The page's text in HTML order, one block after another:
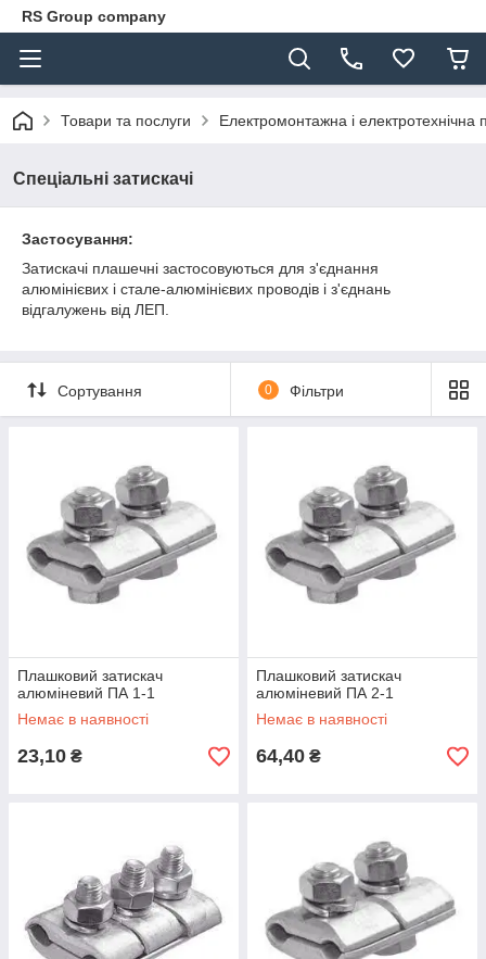
RS Group company
Товари та послуги Електромонтажна і електротехнічна
Спеціальні затискачі
Застосування:
Затискачі плашечні застосовуються для з'єднання
алюмінієвих і стале-алюмінієвих проводів і з'єднань
відгалужень від ЛЕП.
Сортування 0 Фільтри
Плашковий затискач
алюміневий ПА 1-1
Немає в наявності
23,10 ₴
Плашковий затискач
алюміневий ПА 2-1
Немає в наявності
64,40 ₴